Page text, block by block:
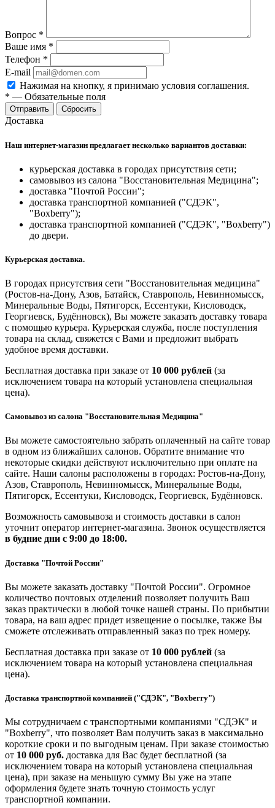
Вопрос *
Ваше имя *
Телефон *
E-mail
Нажимая на кнопку, я принимаю условия соглашения.
* — Обязательные поля
Отправить Сбросить
Доставка
Наш интернет-магазин предлагает несколько вариантов доставки:
курьерская доставка в городах присутствия сети;
самовывоз из салона "Восстановительная Медицина";
доставка "Почтой России";
доставка транспортной компанией ("СДЭК",
"Boxberry");
доставка транспортной компанией ("СДЭК", "Boxberry")
до двери.
Курьерская доставка.
В городах присутствия сети "Восстановительная медицина"
(Ростов-на-Дону, Азов, Батайск, Ставрополь, Невинномысск,
Минеральные Воды, Пятигорск, Ессентуки, Кисловодск,
Георгиевск, Будённовск), Вы можете заказать доставку товара
с помощью курьера. Курьерская служба, после поступления
товара на склад, свяжется с Вами и предложит выбрать
удобное время доставки.
Бесплатная доставка при заказе от 10 000 рублей (за
исключением товара на который установлена специальная
цена).
Самовывоз из салона "Восстановительная Медицина"
Вы можете самостоятельно забрать оплаченный на сайте товар
в одном из ближайших салонов. Обратите внимание что
некоторые скидки действуют исключительно при оплате на
сайте. Наши салоны расположены в городах: Ростов-на-Дону,
Азов, Ставрополь, Невинномысск, Минеральные Воды,
Пятигорск, Ессентуки, Кисловодск, Георгиевск, Будённовск.
Возможность самовывоза и стоимость доставки в салон
уточнит оператор интернет-магазина. Звонок осуществляется
в будние дни с 9:00 до 18:00.
Доставка "Почтой России"
Вы можете заказать доставку "Почтой России". Огромное
количество почтовых отделений позволяет получить Ваш
заказ практически в любой точке нашей страны. По прибытии
товара, на ваш адрес придет извещение о посылке, также Вы
сможете отслеживать отправленный заказ по трек номеру.
Бесплатная доставка при заказе от 10 000 рублей (за
исключением товара на который установлена специальная
цена).
Доставка транспортной компанией ("СДЭК", "Boxberry")
Мы сотрудничаем с транспортными компаниями "СДЭК" и
"Boxberry", что позволяет Вам получить заказ в максимально
короткие сроки и по выгодным ценам. При заказе стоимостью
от 10 000 руб. доставка для Вас будет бесплатной (за
исключением товара на который установлена специальная
цена), при заказе на меньшую сумму Вы уже на этапе
оформления будете знать точную стоимость услуг
транспортной компании.